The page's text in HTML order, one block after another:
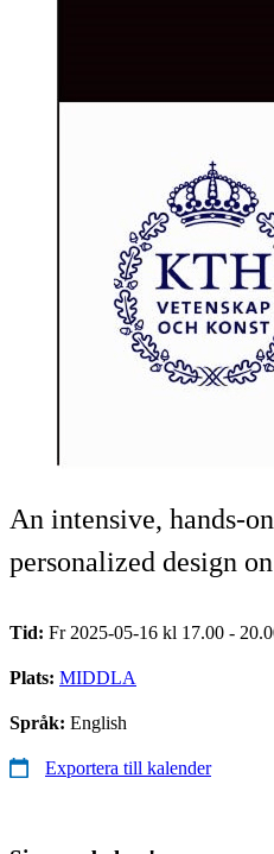
An intensive,
personalized design
Tid: Fr 2025-05-16 kl 17.00 -
Plats: MIDDLA
Språk: English
Exportera till kalender